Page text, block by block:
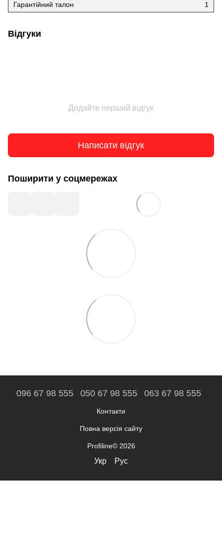
Гарантійний талон
1
Відгуки
Додайте перший відгук
Написати відгук
Поширити у соцмережах
096 67 98 555 050 67 98 555 063 67 98 555
Контакти
Повна версія сайту
Profiline© 2026
Укр Рус